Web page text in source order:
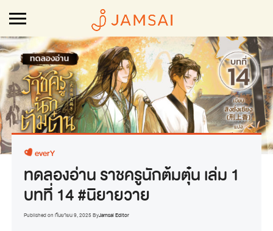
everY
ทดลองอ่าน ราชครูนักต้มตุ๋น เล่ม 1
บทที่ 14 #นิยายวาย
Published on กันยายน 9, 2025 ByJamsai Editor